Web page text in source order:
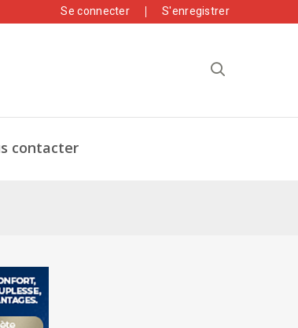
Se connecter S'enregistrer
contacter